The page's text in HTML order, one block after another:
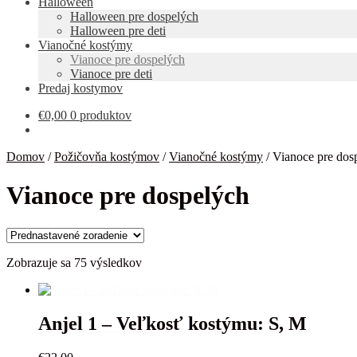
Halloween pre dospelých
Halloween pre deti
Vianočné kostýmy
Vianoce pre dospelých
Vianoce pre deti
Predaj kostymov
€0,00 0 produktov
Domov /Požičovňa kostýmov /Vianočné kostýmy /Vianoce pre
Vianoce pre dospelých
Zobrazuje sa 75 výsledkov
Anjel 1 – Veľkosť kostýmu: S, M